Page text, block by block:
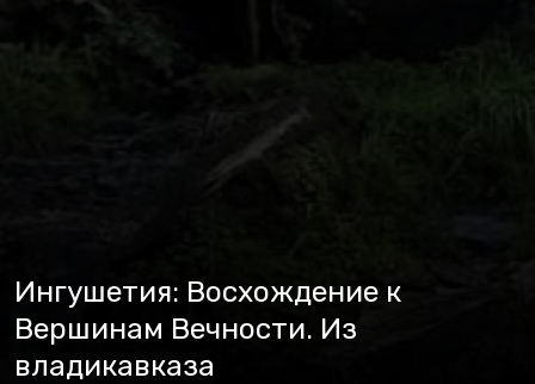
Ингушетия: Восхождение к
Вершинам Вечности. Из
владикавказа